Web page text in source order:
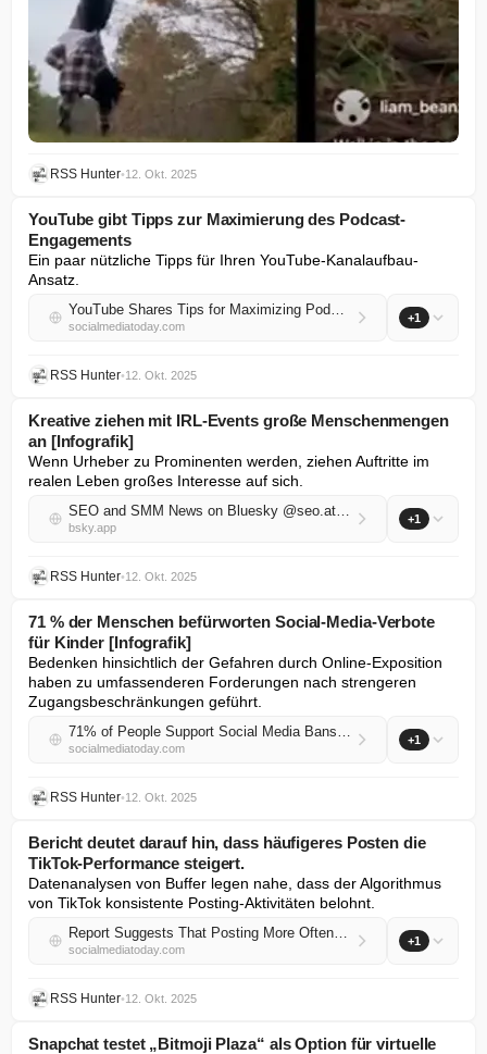
RSS Hunter•12. Okt. 2025
YouTube gibt Tipps zur Maximierung des Podcast-
Engagements
Ein paar nützliche Tipps für Ihren YouTube-Kanalaufbau-
Ansatz.
YouTube Shares Tips for Maximizing Podcast Engagement
socialmediatoday.com
+1
RSS Hunter•12. Okt. 2025
Kreative ziehen mit IRL-Events große Menschenmengen
an [Infografik]
Wenn Urheber zu Prominenten werden, ziehen Auftritte im
realen Leben großes Interesse auf sich.
SEO and SMM News on Bluesky @seo.at.thenote.app
bsky.app
+1
RSS Hunter•12. Okt. 2025
71 % der Menschen befürworten Social-Media-Verbote
für Kinder [Infografik]
Bedenken hinsichtlich der Gefahren durch Online-Exposition
haben zu umfassenderen Forderungen nach strengeren
Zugangsbeschränkungen geführt.
71% of People Support Social Media Bans for Children [Infographic]
socialmediatoday.com
+1
RSS Hunter•12. Okt. 2025
Bericht deutet darauf hin, dass häufigeres Posten die
TikTok-Performance steigert.
Datenanalysen von Buffer legen nahe, dass der Algorithmus
von TikTok konsistente Posting-Aktivitäten belohnt.
Report Suggests That Posting More Often Increases TikTok Performance
socialmediatoday.com
+1
RSS Hunter•12. Okt. 2025
Snapchat testet „Bitmoji Plaza“ als Option für virtuelle